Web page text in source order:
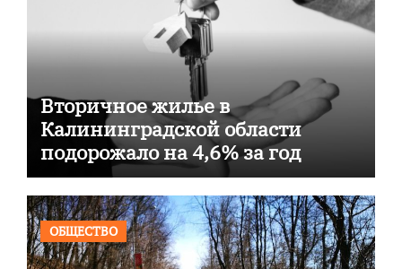
Вторичное жилье в
Калининградской области
подорожало на 4,6% за год
ОБЩЕСТВО